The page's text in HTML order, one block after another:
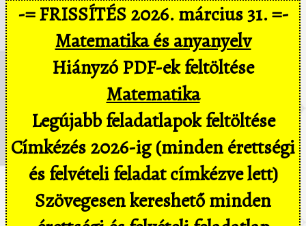
-= FRISSÍTÉS 2026. március 31. =-
Matematika és anyanyelv
Hiányzó PDF-ek feltöltése
Matematika
Legújabb feladatlapok feltöltése
Címkézés 2026-ig (minden érettségi
és felvételi feladat címkézve lett)
Szövegesen kereshető minden